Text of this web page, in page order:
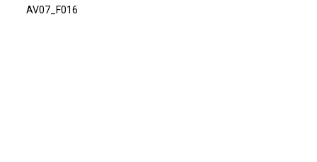
AV07_F016